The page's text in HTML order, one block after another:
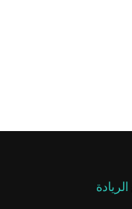
الريادة